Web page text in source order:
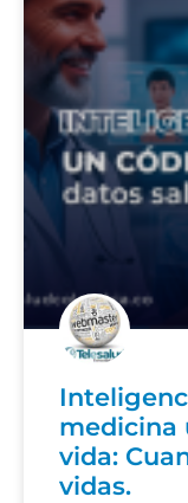
medicina
vida:
vidas.